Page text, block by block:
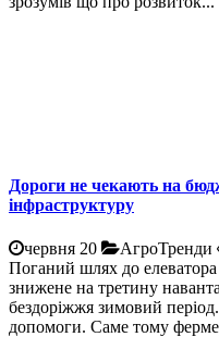
Дороги не чекають на
інфраструктуру
червня 20 АгроТренди
Поганий шлях до
знижене на третину
бездоріжжя зимовий
допомоги. Саме тому